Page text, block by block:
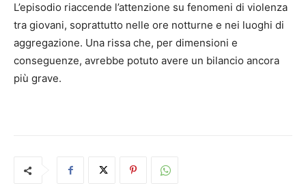
L’episodio riaccende l’attenzione su fenomeni di violenza
tra giovani, soprattutto nelle ore notturne e nei luoghi di
aggregazione. Una rissa che, per dimensioni e
conseguenze, avrebbe potuto avere un bilancio ancora
più grave.